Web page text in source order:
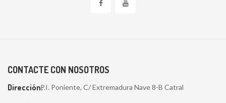
CONTACTE CON NOSOTROS
Dirección:P.I. Poniente, C/ Extremadura Nave 8-B Catral